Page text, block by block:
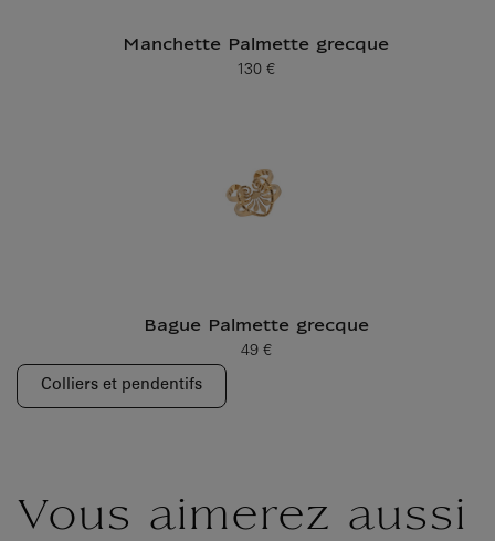
Manchette Palmette grecque
Prix ​​actuel
130 €
Bague Palmette grecque
Prix ​​actuel
49 €
Colliers et pendentifs
Vous aimerez aussi